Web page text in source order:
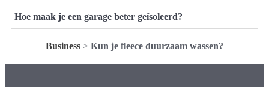
Hoe maak je een garage beter geïsoleerd?
Business > Kun je fleece duurzaam wassen?